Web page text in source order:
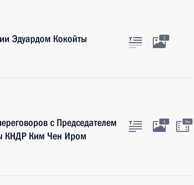
Эдуардом Кокойты
1
с Председателем
КНДР Ким Чен Иром
1 9м